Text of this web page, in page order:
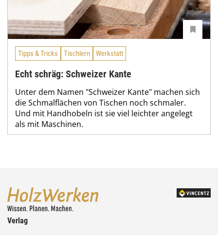
Tipps & Tricks Tischlern Werkstatt
Echt schräg: Schweizer Kante
Unter dem Namen "Schweizer Kante" machen sich
die Schmalflächen von Tischen noch schmaler.
Und mit Handhobeln ist sie viel leichter angelegt
als mit Maschinen.
Verlag